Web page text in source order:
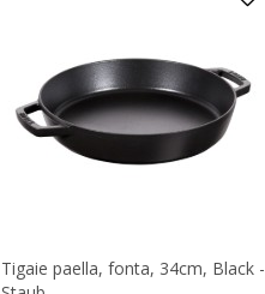
Tigaie paella, fonta, 34cm, Black -